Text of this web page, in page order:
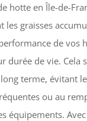
hotte en Île-de-
les graisses
de vos
durée de vie. Cela
terme, évitant
ou au
équipements.